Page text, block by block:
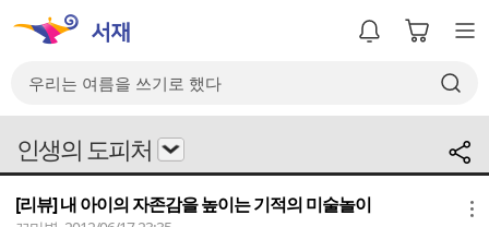
인생의 도피처
[리뷰] 내 아이의 자존감을 높이는 기적의 미술놀이